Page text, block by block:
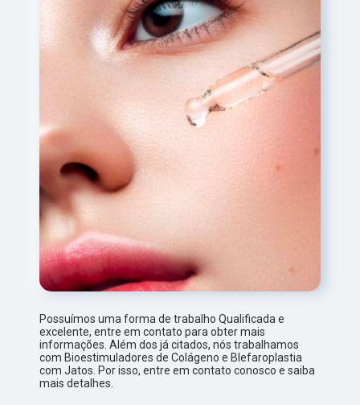
Possuímos uma forma de trabalho Qualificada e
excelente, entre em contato para obter mais
informações. Além dos já citados, nós trabalhamos
com Bioestimuladores de Colágeno e Blefaroplastia
com Jatos. Por isso, entre em contato conosco e saiba
mais detalhes.